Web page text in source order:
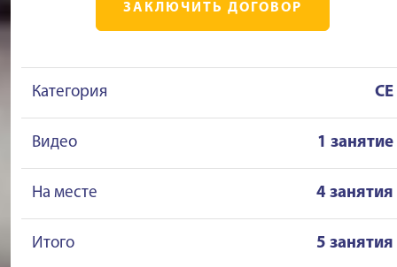
ЗАКЛЮЧИТЬ ДОГОВОР
Категория CE
Видео 1 занятие
На месте 4 занятия
Итого 5 занятия